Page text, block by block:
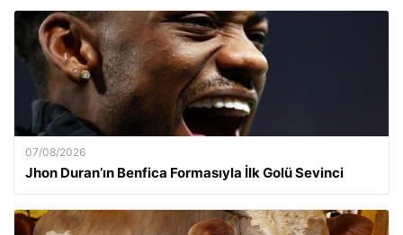
07/08/2026
Jhon Duran’ın Benfica Formasıyla İlk Golü Sevinci